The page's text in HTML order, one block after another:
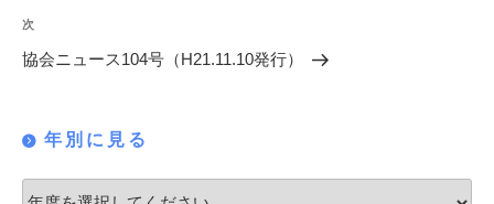
シ
ョ
投
稿
次
の
次
協会ニュース104号（H21.11.10発行）
年別に見る